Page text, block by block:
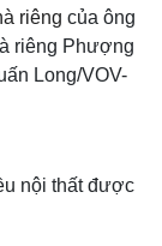
riêng của ông
riêng Phượng
Long/VOV-
nội thất được